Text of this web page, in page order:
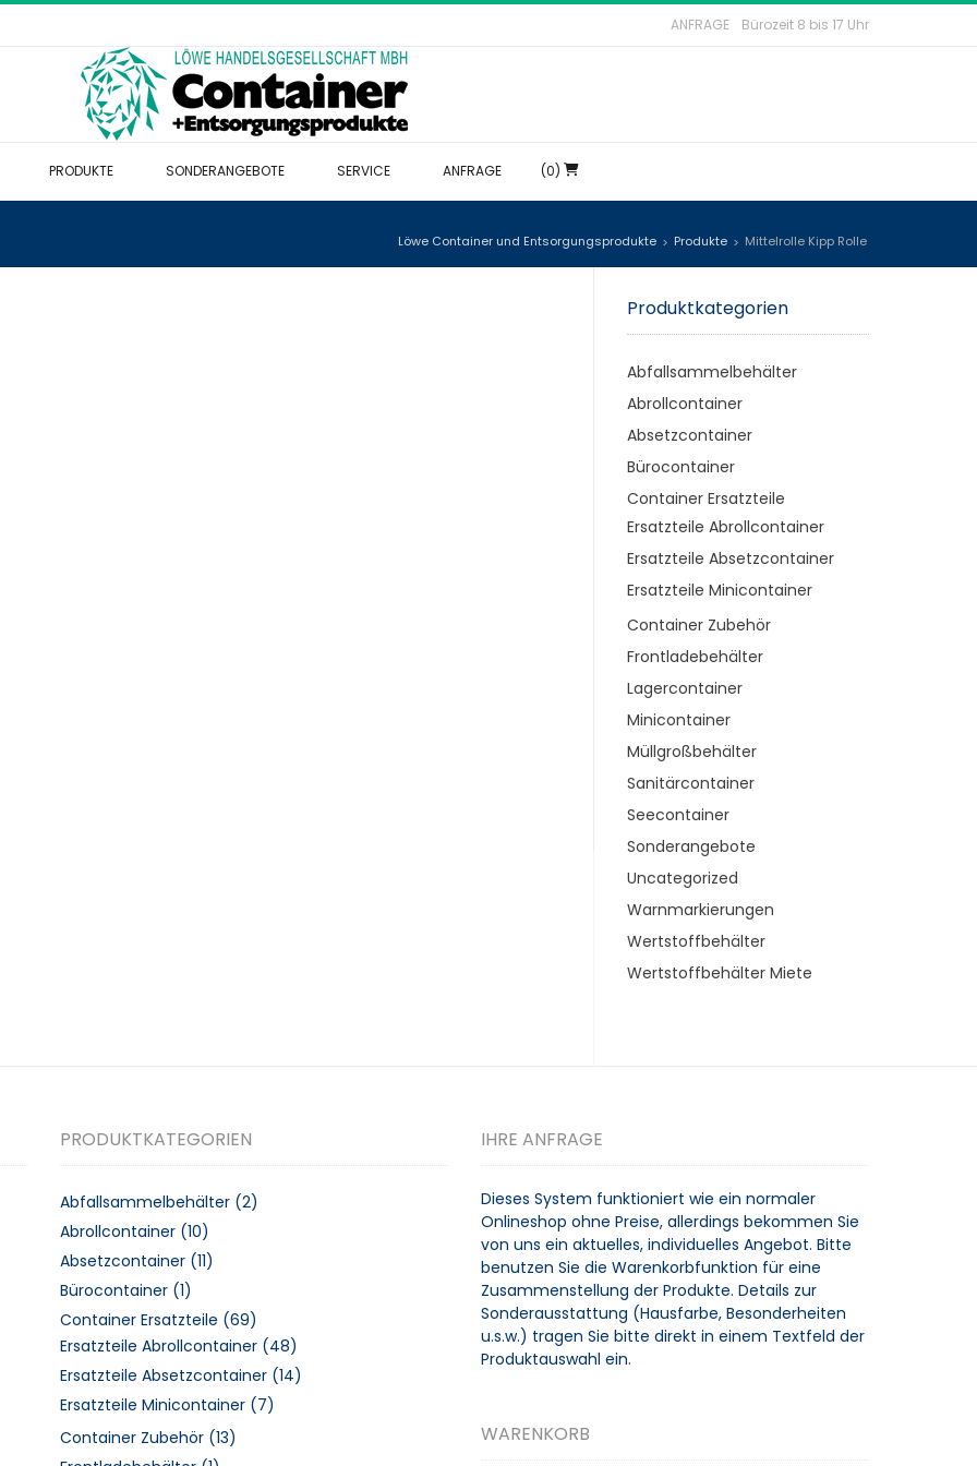
ANFRAGE Bürozeit 8 bis 17 Uhr
PRODUKTE SONDERANGEBOTE SERVICE ANFRAGE (0)
Löwe Container und Entsorgungsprodukte > Produkte > Mittelrolle Kipp Rolle
Produktkategorien
Abfallsammelbehälter
Abrollcontainer
Absetzcontainer
Bürocontainer
Container Ersatzteile
Ersatzteile Abrollcontainer
Ersatzteile Absetzcontainer
Ersatzteile Minicontainer
Container Zubehör
Frontladebehälter
Lagercontainer
Minicontainer
Müllgroßbehälter
Sanitärcontainer
Seecontainer
Sonderangebote
Uncategorized
Warnmarkierungen
Wertstoffbehälter
Wertstoffbehälter Miete
PRODUKTKATEGORIEN
Abfallsammelbehälter (2)
Abrollcontainer (10)
Absetzcontainer (11)
Bürocontainer (1)
Container Ersatzteile (69)
Ersatzteile Abrollcontainer (48)
Ersatzteile Absetzcontainer (14)
Ersatzteile Minicontainer (7)
Container Zubehör (13)
IHRE ANFRAGE
Dieses System funktioniert wie ein normaler
Onlineshop ohne Preise, allerdings bekommen Sie
von uns ein aktuelles, individuelles Angebot. Bitte
benutzen Sie die Warenkorbfunktion für eine
Zusammenstellung der Produkte. Details zur
Sonderausstattung (Hausfarbe, Besonderheiten
u.s.w.) tragen Sie bitte direkt in einem Textfeld der
Produktauswahl ein.
WARENKORB